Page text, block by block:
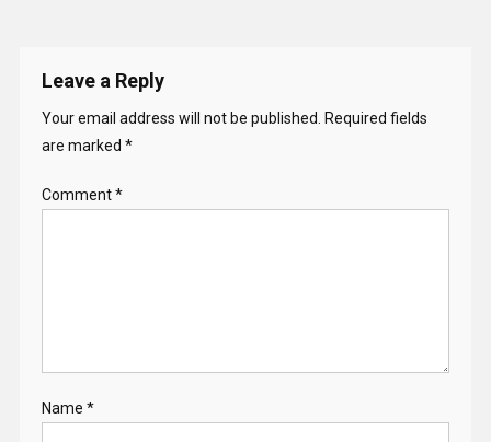
Leave a Reply
Your email address will not be published.
Required fields
are marked *
Comment*
Name *